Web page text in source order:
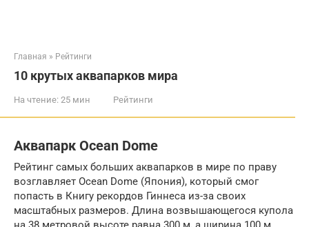
Главная » Рейтинги
10 крутых аквапарков мира
На чтение: 25 мин Рейтинги
Аквапарк Ocean Dome
Рейтинг самых больших аквапарков в мире по праву
возглавляет Ocean Dome (Япония), который смог
попасть в Книгу рекордов Гиннеса из-за своих
масштабных размеров. Длина возвышающегося купола